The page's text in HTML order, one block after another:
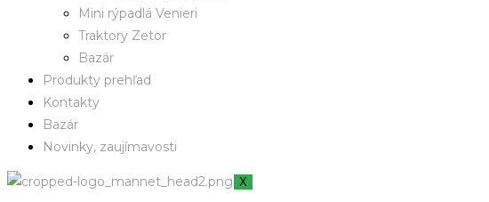
Mini rýpadlá Venieri
Traktory Zetor
Bazár
Produkty prehľad
Kontakty
Bazár
Novinky, zaujímavosti
X